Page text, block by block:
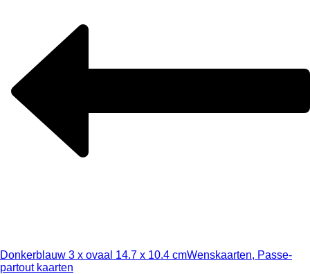
Donkerblauw 3 x ovaal 14.7 x 10.4 cmWenskaarten, Passe-
partout kaarten